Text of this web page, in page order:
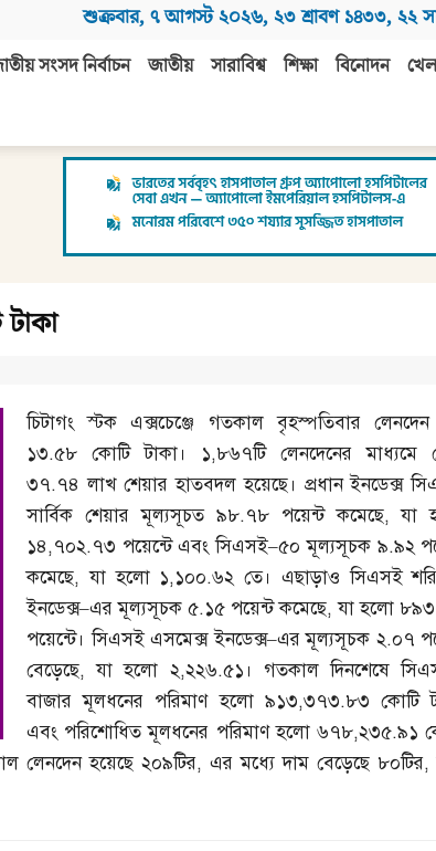
শুক্রবার, ৭ আগস্ট ২০২৬, ২৩ শ্রাবণ ১৪৩৩, ২২
সংসদ নির্বাচন জাতীয় সারাবিশ্ব শিক্ষা বিনোদন
চিটাগং স্টক এক্সচেঞ্জে গতকাল বৃহস্পতিবার
১৩.৫৮ কোটি টাকা। ১,৮৬৭টি লেনদেনের মাধ্যমে
৩৭.৭৪ লাখ শেয়ার হাতবদল হয়েছে। প্রধান ইনডেক্স
সার্বিক শেয়ার মূল্যসূচত ৯৮.৭৮ পয়েন্ট কমেছে,যা
১৪,৭০২.৭৩ পয়েন্টে এবং সিএসই–৫০ মূল্যসূচক ৯.৯২
কমেছে,যা হলো ১,১০০.৬২ তে। এছাড়াও সিএসই
ইনডেক্স–এর মূল্যসূচক ৫.১৫ পয়েন্ট কমেছে,যা হলো ৮৯৩
পয়েন্টে। সিএসই এসমেক্স ইনডেক্স–এর মূল্যসূচক ২.০৭
বেড়েছে,যা হলো ২,২২৬.৫১। গতকাল দিনশেষে
বাজার মূলধনের পরিমাণ হলো ৯১৩,৩৭৩.৮৩ কোটি
এবং পরিশোধিত মূলধনের পরিমাণ হলো ৬৭৮,২৩৫.৯১
লেনদেন হয়েছে ২০৯টির, এর মধ্যে দাম বেড়েছে ৮০টির